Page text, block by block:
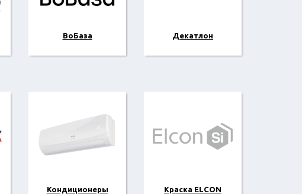
ВоБаза Декатлон
Кондиционеры
Краска ELCON